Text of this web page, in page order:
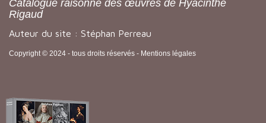
Catalogue raisonné des œuvres de Hyacinthe
Rigaud
Auteur du site : Stéphan Perreau
Copyright © 2024 - tous droits réservés - Mentions légales